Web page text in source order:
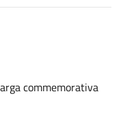
commemorativa